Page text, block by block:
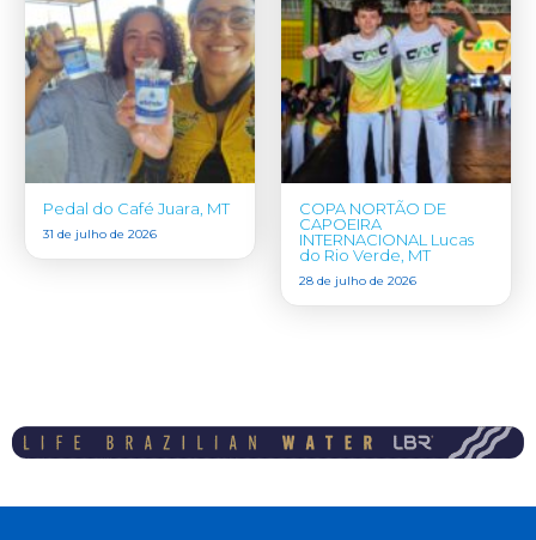
Pedal do Café Juara, MT
31 de julho de 2026
COPA NORTÃO DE
CAPOEIRA
INTERNACIONAL Lucas
do Rio Verde, MT
28 de julho de 2026